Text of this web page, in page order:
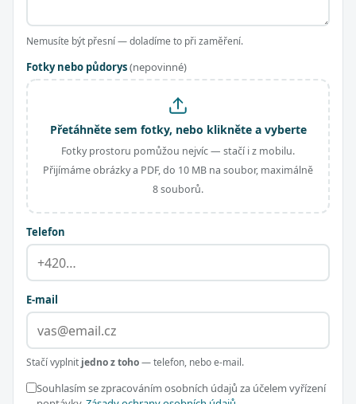
Nemusíte být přesní — doladíme to při zaměření.
Fotky nebo půdorys(nepovinné)
Přetáhněte sem fotky, nebo klikněte a vyberte
Fotky prostoru pomůžou nejvíc — stačí i z mobilu.
Přijímáme obrázky a PDF, do 10 MB na soubor, maximálně
8 souborů.
Telefon
E-mail
Stačí vyplnit jedno z toho— telefon, nebo e-mail.
Souhlasím se zpracováním osobních údajů za účelem vyřízení